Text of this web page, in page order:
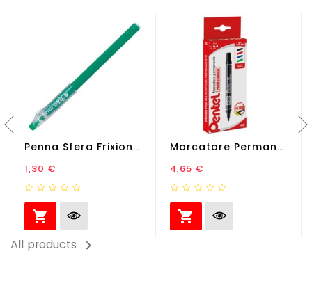
Penna Sfera Frixionball...
Prezzo
1,30 €

Marcatore Permanente N50 -...
Prezzo
4,65 €

All products 